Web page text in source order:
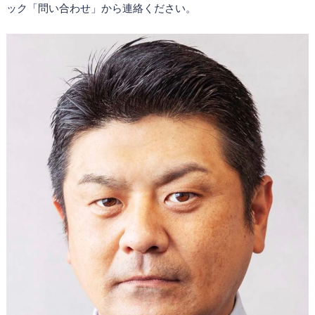
ック「問い合わせ」から連絡ください。